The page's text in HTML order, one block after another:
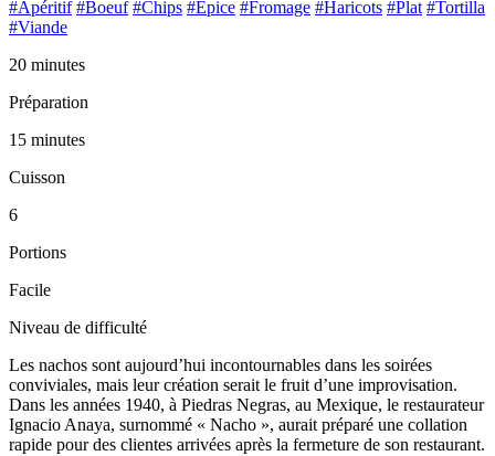
#Apéritif #Boeuf #Chips #Epice #Fromage #Haricots #Plat #Tortilla
#Viande
20 minutes
Préparation
15 minutes
Cuisson
6
Portions
Facile
Niveau de difficulté
Les nachos sont aujourd’hui incontournables dans les soirées
conviviales, mais leur création serait le fruit d’une improvisation.
Dans les années 1940, à Piedras Negras, au Mexique, le restaurateur
Ignacio Anaya, surnommé « Nacho », aurait préparé une collation
rapide pour des clientes arrivées après la fermeture de son restaurant.